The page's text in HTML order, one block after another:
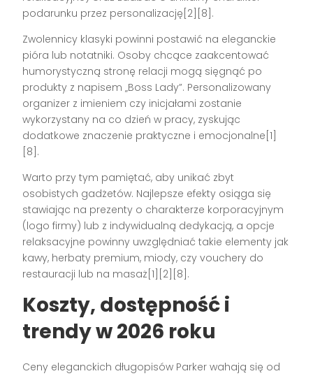
podarunku przez personalizację[2][8].
Zwolennicy klasyki powinni postawić na eleganckie
pióra lub notatniki. Osoby chcące zaakcentować
humorystyczną stronę relacji mogą sięgnąć po
produkty z napisem „Boss Lady”. Personalizowany
organizer z imieniem czy inicjałami zostanie
wykorzystany na co dzień w pracy, zyskując
dodatkowe znaczenie praktyczne i emocjonalne[1]
[8].
Warto przy tym pamiętać, aby unikać zbyt
osobistych gadżetów. Najlepsze efekty osiąga się
stawiając na prezenty o charakterze korporacyjnym
(logo firmy) lub z indywidualną dedykacją, a opcje
relaksacyjne powinny uwzględniać takie elementy jak
kawy, herbaty premium, miody, czy vouchery do
restauracji lub na masaż[1][2][8].
Koszty, dostępność i
trendy w 2026 roku
Ceny eleganckich długopisów Parker wahają się od